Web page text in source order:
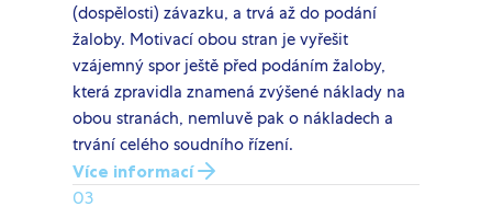
(dospělosti) závazku, a trvá až do podání
žaloby. Motivací obou stran je vyřešit
vzájemný spor ještě před podáním žaloby,
která zpravidla znamená zvýšené náklady na
obou stranách, nemluvě pak o nákladech a
trvání celého soudního řízení.
Více informací
03